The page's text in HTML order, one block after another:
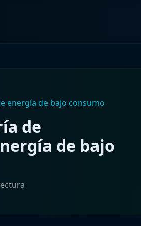
energía de bajo consumo
de
de bajo